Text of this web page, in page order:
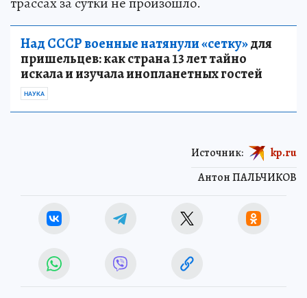
Над СССР военные натянули «сетку»для
пришельцев: как страна 13 лет тайно
искала и изучала инопланетных гостей
НАУКА
Антон ПАЛЬЧИКОВ
Источник: kp.ru